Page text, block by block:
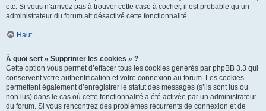
etc. Si vous n’arrivez pas à trouver cette case à cocher, il est probable qu’un
administrateur du forum ait désactivé cette fonctionnalité.
Haut
À quoi sert « Supprimer les cookies » ?
Cette option vous permet d’effacer tous les cookies générés par phpBB 3.3 qui
conservent votre authentification et votre connexion au forum. Les cookies
permettent également d’enregistrer le statut des messages (s’ils sont lus ou
non lus) dans le cas où cette fonctionnalité a été activée par un administrateur
du forum. Si vous rencontrez des problèmes récurrents de connexion et de